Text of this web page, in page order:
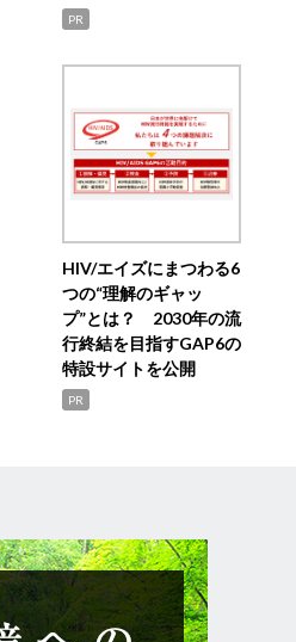
PR
HIV/エイズにまつわる6
つの“理解のギャッ
プ”とは？ 2030年の流
行終結を目指すGAP6の
特設サイトを公開
PR